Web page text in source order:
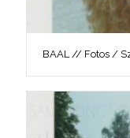
BAAL // Fotos /